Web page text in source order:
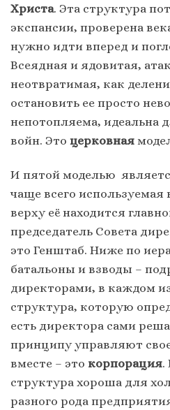
Христа. Эта структура
экспансии, проверена
нужно идти вперед и
Всеядная и ядовитая,
неотвратимая, как
остановить ее просто
непотопляема, идеальна
войн. Это церковная
И пятой моделью
чаще всего
верху её находится
председатель Совета
это Генштаб. Ниже по
батальоны и взводы –
директорами, в каждом
структура, которую
есть директора сами
принципу управляют
вместе – это корпорация.
структура хороша для
разного рода